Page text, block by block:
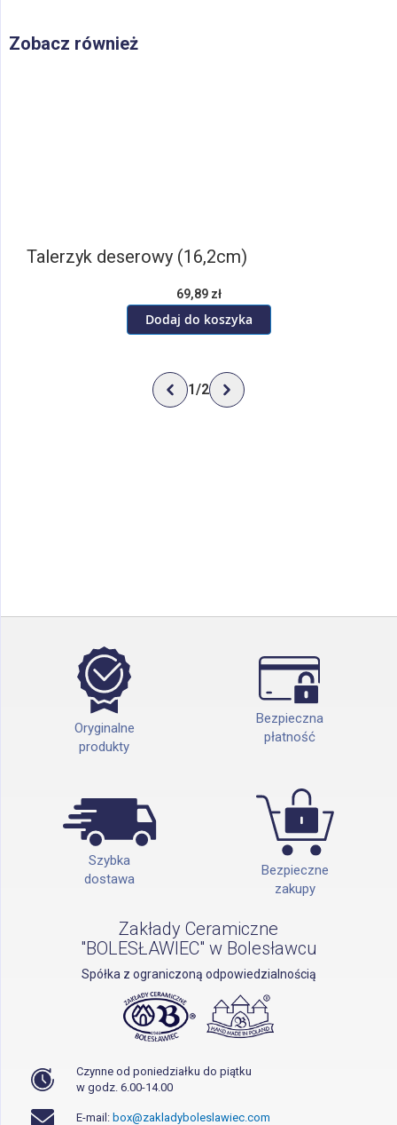
Zobacz również
Talerzyk deserowy (16,2cm)
69,89 zł
Dodaj do koszyka
1/2
Oryginalne
produkty
Bezpieczna
płatność
Szybka
dostawa
Bezpieczne
zakupy
Zakłady Ceramiczne
"BOLESŁAWIEC" w Bolesławcu
Spółka z ograniczoną odpowiedzialnością
Czynne od poniedziałku do piątku
w godz. 6.00-14.00
E-mail: box@zakladyboleslawiec.com